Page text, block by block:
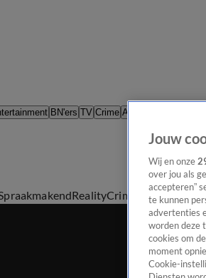
BN'ers TV Crime Algemeen
RealityCrime Video's
Jouw
Wij en onze
over jou als
accepteren”
te kunnen
advertenties
worden deze
cookies om
moment
Cookie-